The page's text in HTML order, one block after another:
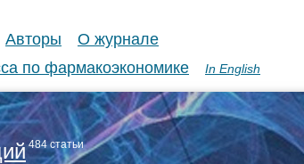
Авторы
О журнале
по фармакоэкономике
In English
484 статьи